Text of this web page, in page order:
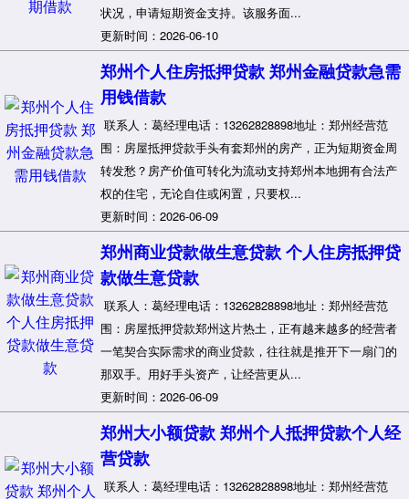
状况，申请短期资金支持。该服务面...
更新时间：2026-06-10
郑州个人住房抵押贷款 郑州金融贷款急需
用钱借款
联系人：葛经理电话：13262828898地址：郑州经营范
围：房屋抵押贷款手头有套郑州的房产，正为短期资金周
转发愁？房产价值可转化为流动支持郑州本地拥有合法产
权的住宅，无论自住或闲置，只要权...
更新时间：2026-06-09
郑州商业贷款做生意贷款 个人住房抵押贷
款做生意贷款
联系人：葛经理电话：13262828898地址：郑州经营范
围：房屋抵押贷款郑州这片热土，正有越来越多的经营者
一笔契合实际需求的商业贷款，往往就是推开下一扇门的
那双手。用好手头资产，让经营更从...
更新时间：2026-06-09
郑州大小额贷款 郑州个人抵押贷款个人经
营贷款
联系人：葛经理电话：13262828898地址：郑州经营范